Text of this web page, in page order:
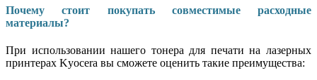
Почему стоит покупать совместимые расходные
материалы?
При использовании нашего тонера для печати на лазерных
принтерах Kyocera вы сможете оценить такие преимущества: